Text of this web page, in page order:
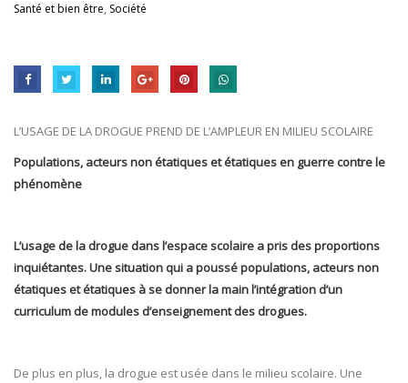
Santé et bien être, Société
L’USAGE DE LA DROGUE PREND DE L’AMPLEUR EN MILIEU SCOLAIRE
Populations, acteurs non étatiques et étatiques en guerre contre le
phénomène
L’usage de la drogue dans l’espace scolaire a pris des proportions
inquiétantes. Une situation qui a poussé populations, acteurs non
étatiques et étatiques à se donner la main l’intégration d’un
curriculum de modules d’enseignement des drogues.
De plus en plus, la drogue est usée dans le milieu scolaire. Une